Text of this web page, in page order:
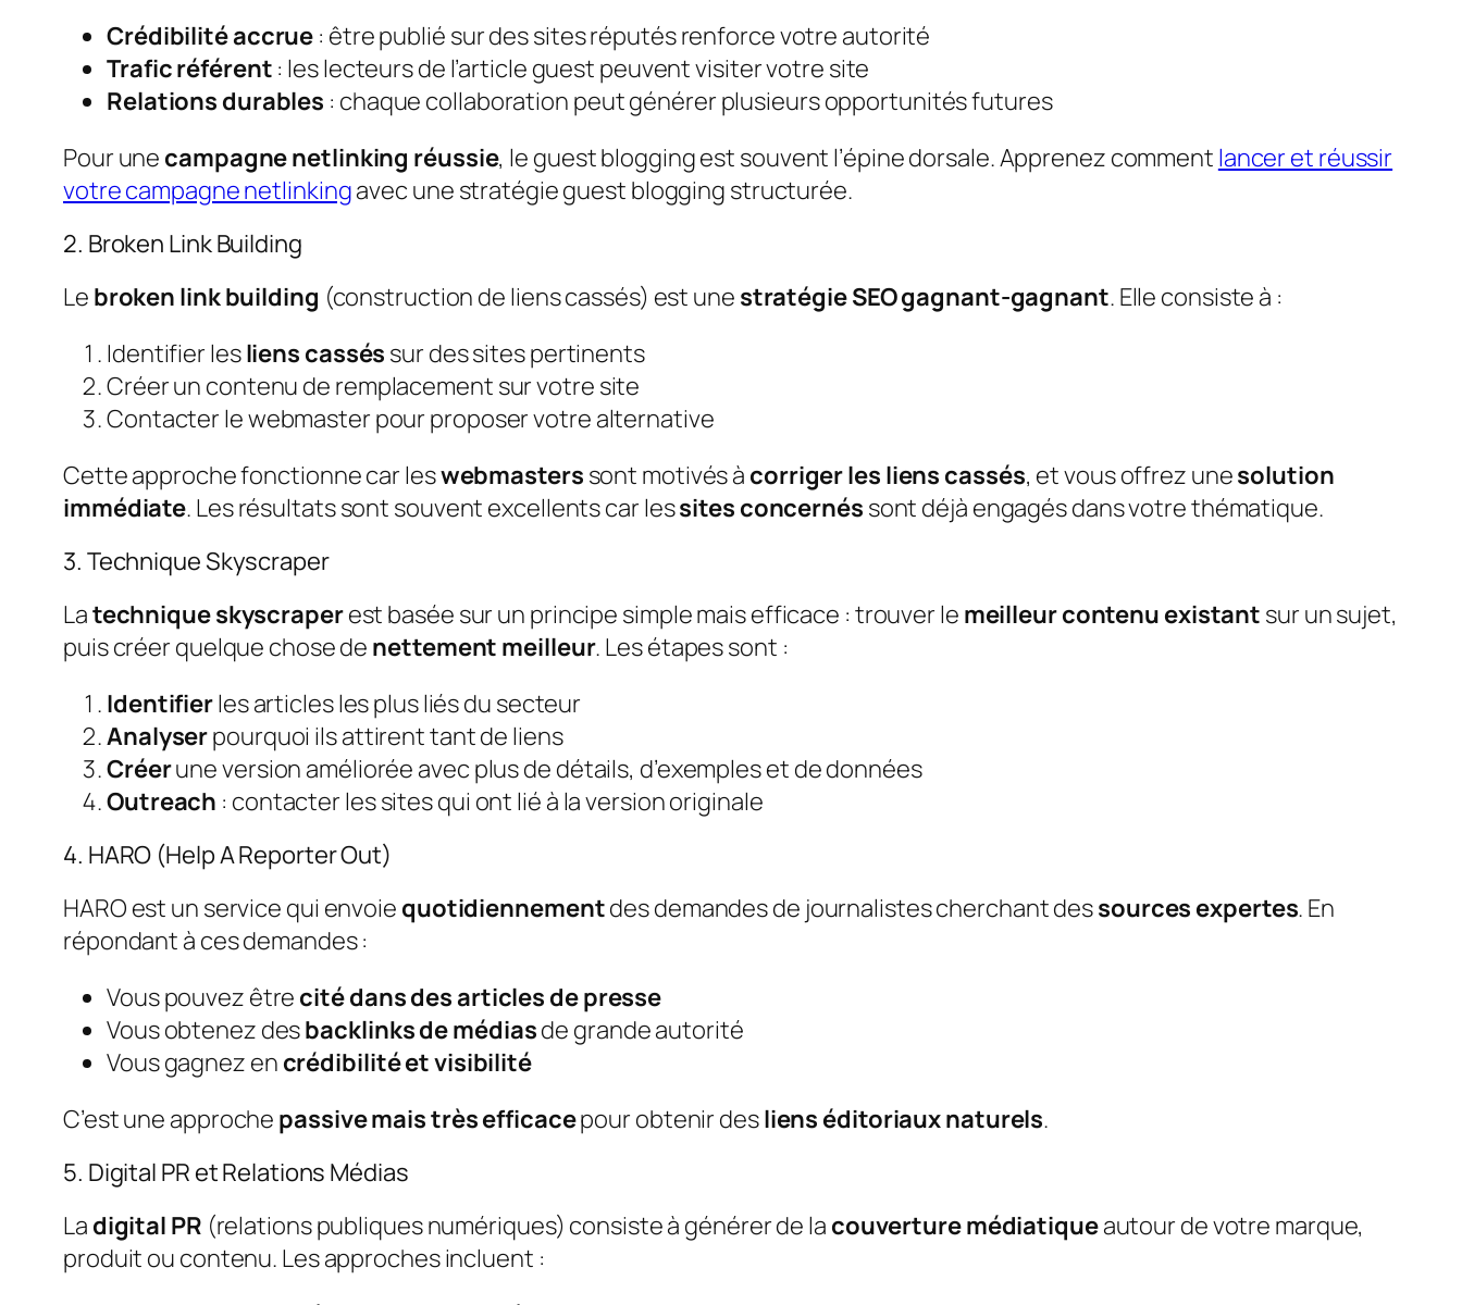
Crédibilité accrue : être publié sur des sites réputés renforce votre autorité
Trafic référent : les lecteurs de l’article guest peuvent visiter votre site
Relations durables : chaque collaboration peut générer plusieurs opportunités futures
Pour une campagne netlinking réussie, le guest blogging est souvent l’épine dorsale. Apprenez comment lancer et réussir
votre campagne netlinkingavec une stratégie guest blogging structurée.
2. Broken Link Building
Le broken link building (construction de liens cassés) est une stratégie SEO gagnant-gagnant. Elle consiste à :
Identifier lesliens cassés sur des sites pertinents
Créer un contenu de remplacement sur votre site
Contacter le webmaster pour proposer votre alternative
Cette approche fonctionne car leswebmasters sont motivés à corriger les liens cassés, et vous offrez unesolution
immédiate. Les résultats sont souvent excellents car lessites concernés sont déjà engagés dans votre thématique.
3. Technique Skyscraper
Latechnique skyscraperest basée sur un principe simple mais efficace : trouver le meilleur contenu existant sur un sujet,
puis créer quelque chose de nettement meilleur. Les étapes sont :
Identifierles articles les plus liés du secteur
Analyserpourquoi ils attirent tant de liens
Créerune version améliorée avec plus de détails, d’exemples et de données
Outreach : contacter les sites qui ont lié à la version originale
4. HARO (Help A Reporter Out)
HARO est un service qui envoie quotidiennementdes demandes de journalistes cherchant dessources expertes. En
répondant à ces demandes :
Vous pouvez être cité dans des articles de presse
Vous obtenez desbacklinks de médiasde grande autorité
Vous gagnez en crédibilité et visibilité
C’est une approche passive mais très efficacepour obtenir desliens éditoriaux naturels.
5. Digital PR et Relations Médias
La digital PR (relations publiques numériques) consiste à générer de la couverture médiatiqueautour de votre marque,
produit ou contenu. Les approches incluent :